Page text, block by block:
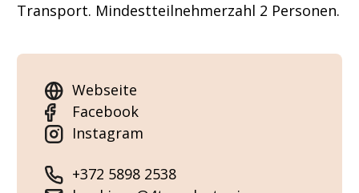
Transport. Mindestteilnehmerzahl 2 Personen.
Webseite
Facebook
Instagram
+372 5898 2538